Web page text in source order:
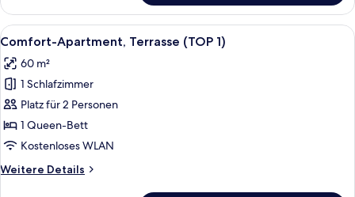
Apartment,
Balkon
Alle
Fotos
für
Comfort-
Apartment,
Terrasse
(TOP
anzeigen
Ein gemütliches Wohnzimmer mit
6
Comfort-Apartment, Terrasse (TOP 1)
60 m²
1 Schlafzimmer
Platz für 2 Personen
1 Queen-Bett
Kostenloses WLAN
Weitere Details
Weitere